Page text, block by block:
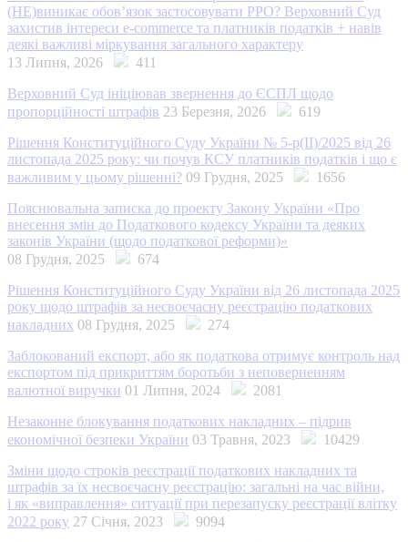
(НЕ)виникає обов’язок застосовувати РРО? Верховний Суд
захистив інтереси e-commerce та платників податків + навів
деякі важливі міркування загального характеру
13 Липня, 2026
411
Верховний Суд ініціював звернення до ЄСПЛ щодо
пропорційності штрафів 23 Березня, 2026
619
Рішення Конституційного Суду України № 5-р(II)/2025 від 26
листопада 2025 року: чи почув КСУ платників податків і що є
важливим у цьому рішенні? 09 Грудня, 2025
1656
Пояснювальна записка до проекту Закону України «Про
внесення змін до Податкового кодексу України та деяких
законів України (щодо податкової реформи)»
08 Грудня, 2025
674
Рішення Конституційного Суду України від 26 листопада 2025
року щодо штрафів за несвоєчасну реєстрацію податкових
накладних 08 Грудня, 2025
274
Заблокований експорт, або як податкова отримує контроль над
експортом під прикриттям боротьби з неповерненням
валютної виручки 01 Липня, 2024
2081
Незаконне блокування податкових накладних – підрив
економічної безпеки України 03 Травня, 2023
10429
Зміни щодо строків реєстрації податкових накладних та
штрафів за їх несвоєчасну реєстрацію: загальні на час війни,
і як «виправлення» ситуації при перезапуску реєстрації влітку
2022 року 27 Січня, 2023
9094